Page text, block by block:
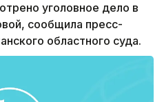
уголовное дело в
сообщила пресс-
областного суда.